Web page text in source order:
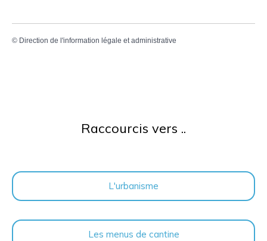
© Direction de l'information légale et administrative
Raccourcis vers ..
L'urbanisme
Les menus de cantine